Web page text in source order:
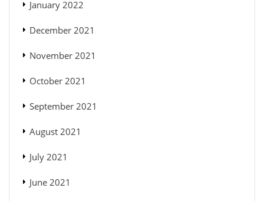
January 2022
December 2021
November 2021
October 2021
September 2021
August 2021
July 2021
June 2021